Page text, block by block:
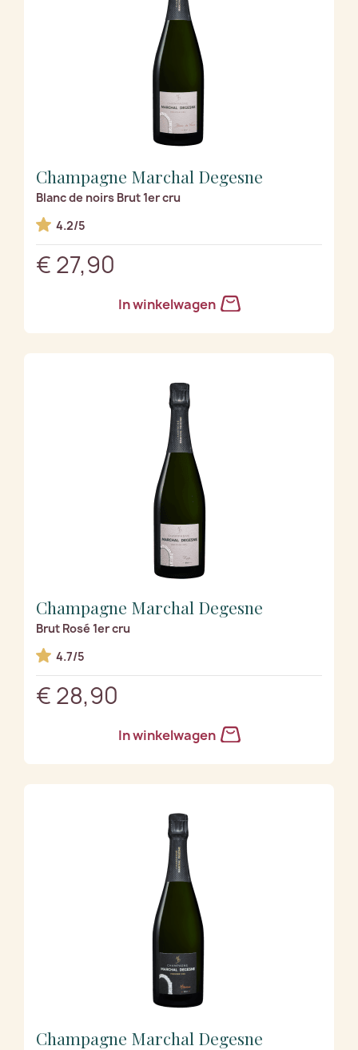
Champagne Marchal Degesne
Blanc de noirs Brut 1er cru
4.2/5
€ 27,90
In winkelwagen
Champagne Marchal Degesne
Brut Rosé 1er cru
4.7/5
€ 28,90
In winkelwagen
Champagne Marchal Degesne